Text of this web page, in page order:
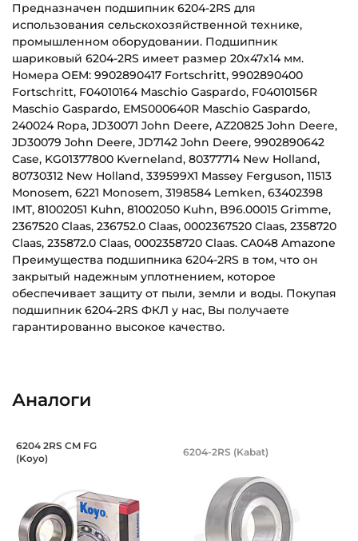
Предназначен подшипник 6204-2RS для
использования сельскохозяйственной технике,
промышленном оборудовании. Подшипник
шариковый 6204-2RS имеет размер 20х47х14 мм.
Номера OEM: 9902890417 Fortschritt, 9902890400
Fortschritt, F04010164 Maschio Gaspardo, F04010156R
Maschio Gaspardo, EMS000640R Maschio Gaspardo,
240024 Ropa, JD30071 John Deere, AZ20825 John Deere,
JD30079 John Deere, JD7142 John Deere, 9902890642
Case, KG01377800 Kverneland, 80377714 New Holland,
80730312 New Holland, 339599X1 Massey Ferguson, 11513
Monosem, 6221 Monosem, 3198584 Lemken, 63402398
IMT, 81002051 Kuhn, 81002050 Kuhn, B96.00015 Grimme,
2367520 Claas, 236752.0 Claas, 0002367520 Claas, 2358720
Claas, 235872.0 Claas, 0002358720 Claas. CA048 Amazone
Преимущества подшипника 6204-2RS в том, что он
закрытый надежным уплотнением, которое
обеспечивает защиту от пыли, земли и воды. Покупая
подшипник 6204-2RS ФКЛ у нас, Вы получаете
гарантированно высокое качество.
Наружный диаметр (D):
Ширина внутреннего кольца (B):
Ширина наружного кольца (С):
14 мм
Категория:
Аналоги
Подшипник 20х47х14 мм, шариковый
Подшипник шариковый закрытый номер 6204 2RS CM FG
6204 2RS CM FG
(Koyo)
Подшипник
6204-2RS (Kabat)